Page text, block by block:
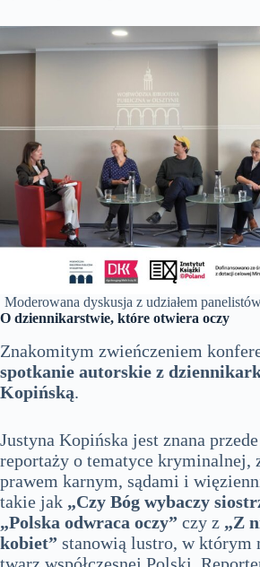
Moderowana dyskusja z udziałem
O dziennikarstwie, które otwiera oczy
Znakomitym zwieńczeniem
spotkanie autorskie z
Kopińską.
Justyna Kopińska jest znana
reportaży o tematyce kryminalnej,
prawem karnym, sądami i
takie jak „Czy Bóg wybaczy
„Polska odwraca oczy” czy z „Z
kobiet” stanowią lustro, w którym